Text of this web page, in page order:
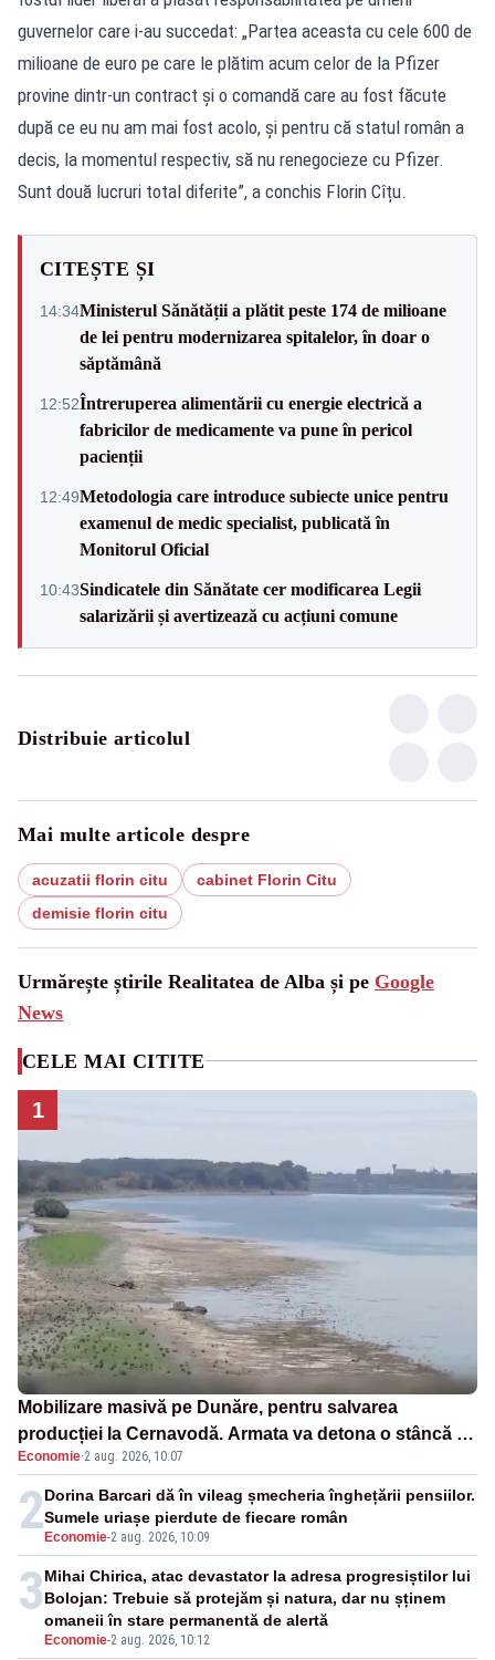
guvernelor care i-au succedat: „Partea aceasta cu cele 600 de
milioane de euro pe care le plătim acum celor de la Pfizer
provine dintr-un contract și o comandă care au fost făcute
după ce eu nu am mai fost acolo, și pentru că statul român a
decis, la momentul respectiv, să nu renegocieze cu Pfizer.
Sunt două lucruri total diferite”, a conchis Florin Cîțu.
CITEȘTE ȘI
14:34Ministerul Sănătății a plătit peste 174 de milioane
de lei pentru modernizarea spitalelor, în doar o
săptămână
12:52Întreruperea alimentării cu energie electrică a
fabricilor de medicamente va pune în pericol
pacienții
12:49Metodologia care introduce subiecte unice pentru
examenul de medic specialist, publicată în
Monitorul Oficial
10:43Sindicatele din Sănătate cer modificarea Legii
salarizării și avertizează cu acțiuni comune
Distribuie articolul
Mai multe articole despre
acuzatii florin citu
cabinet Florin Citu
demisie florin citu
Urmărește știrile Realitatea de Alba și pe Google
News
CELE MAI CITITE
1
Mobilizare masivă pe Dunăre, pentru salvarea
producției la Cernavodă. Armata va detona o stâncă și
va devia apa fluviului - IMAGINI AERIENE
Economie·2 aug. 2026, 10:07
2 Economie-2 aug. 2026, 10:09
Dorina Barcari dă în vileag șmecheria înghețării pensiilor.
Sumele uriașe pierdute de fiecare român
3
Economie-2 aug. 2026, 10:12
Mihai Chirica, atac devastator la adresa progresiștilor lui
Bolojan: Trebuie să protejăm și natura, dar nu șținem
omaneii în stare permanentă de alertă